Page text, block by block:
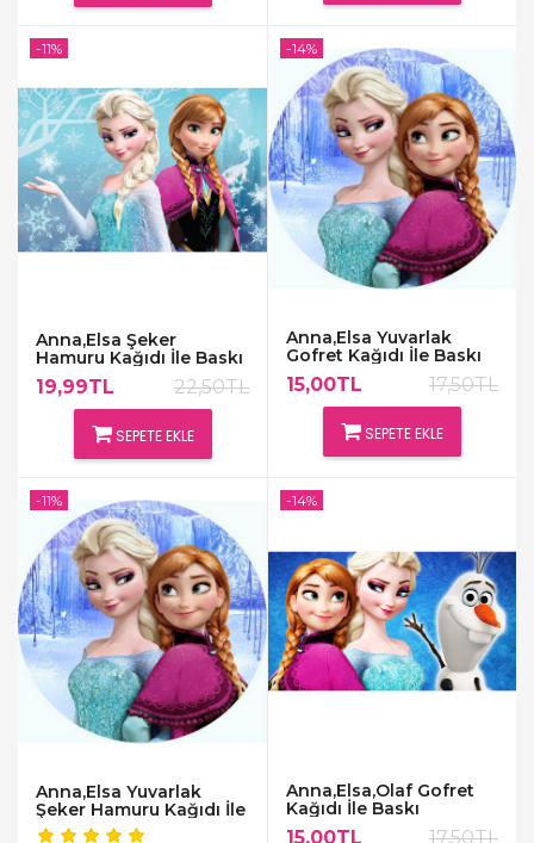
Anna,Elsa Şeker
Hamuru Kağıdı İle Baskı
19,99TL 22,50TL
SEPETE EKLE
-11%
Anna,Elsa Yuvarlak
Gofret Kağıdı İle Baskı
15,00TL 17,50TL
SEPETE EKLE
-14%
Anna,Elsa Yuvarlak
Şeker Hamuru Kağıdı İle
Baskı
-11%
Anna,Elsa,Olaf Gofret
Kağıdı İle Baskı
15,00TL 17,50TL
-14%